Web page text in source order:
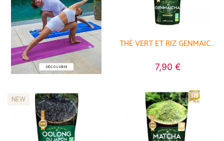
THÉ VERT ET RIZ GENMAICHA
7,90 €
NEW